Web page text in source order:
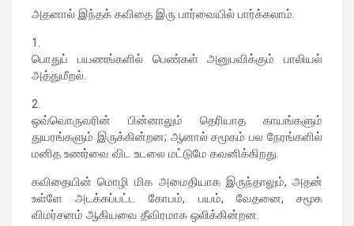
அதனால் இந்தக் கவிதை இரு பார்வையில் பார்க்கலாம்.
1.
பொதுப் பயணங்களில் பெண்கள் அனுபவிக்கும் பாலியல்
அத்துமீறல்.
2.
ஒவ்வொருவரின் பின்னாலும் தெரியாத காயங்களும்
துயரங்களும் இருக்கின்றன; ஆனால் சமூகம் பல நேரங்களில்
மனித உணர்வை விட உடலை மட்டுமே கவனிக்கிறது.
கவிதையின் மொழி மிக அமைதியாக இருந்தாலும், அதன்
உள்ளே அடக்கப்பட்ட கோபம், பயம், வேதனை, சமூக
விமர்சனம் ஆகியவை தீவிரமாக ஒலிக்கின்றன.